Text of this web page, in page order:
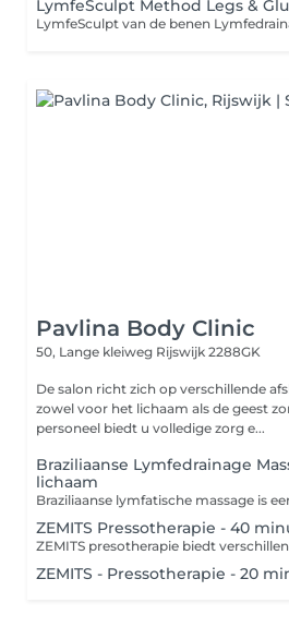
LymfeSculpt Method Legs &
Pavlina Body Clinic
50, Lange kleiweg Rijswijk 2288GK
De salon richt zich op verschillende
zowel voor het lichaam als de geest
personeel biedt u volledige zorg e...
Braziliaanse Lymfedrainage
lichaam
ZEMITS Pressotherapie - 40
ZEMITS - Pressotherapie - 20